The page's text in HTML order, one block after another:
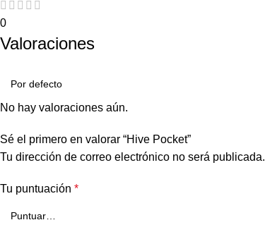
0
Valoraciones
No hay valoraciones aún.
Sé el primero en valorar “Hive Pocket”
Tu dirección de correo electrónico no será publicada.
Tu puntuación *